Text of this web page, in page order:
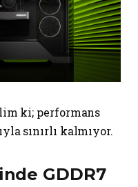
ki; performans
sınırlı kalmıyor.
GDDR7